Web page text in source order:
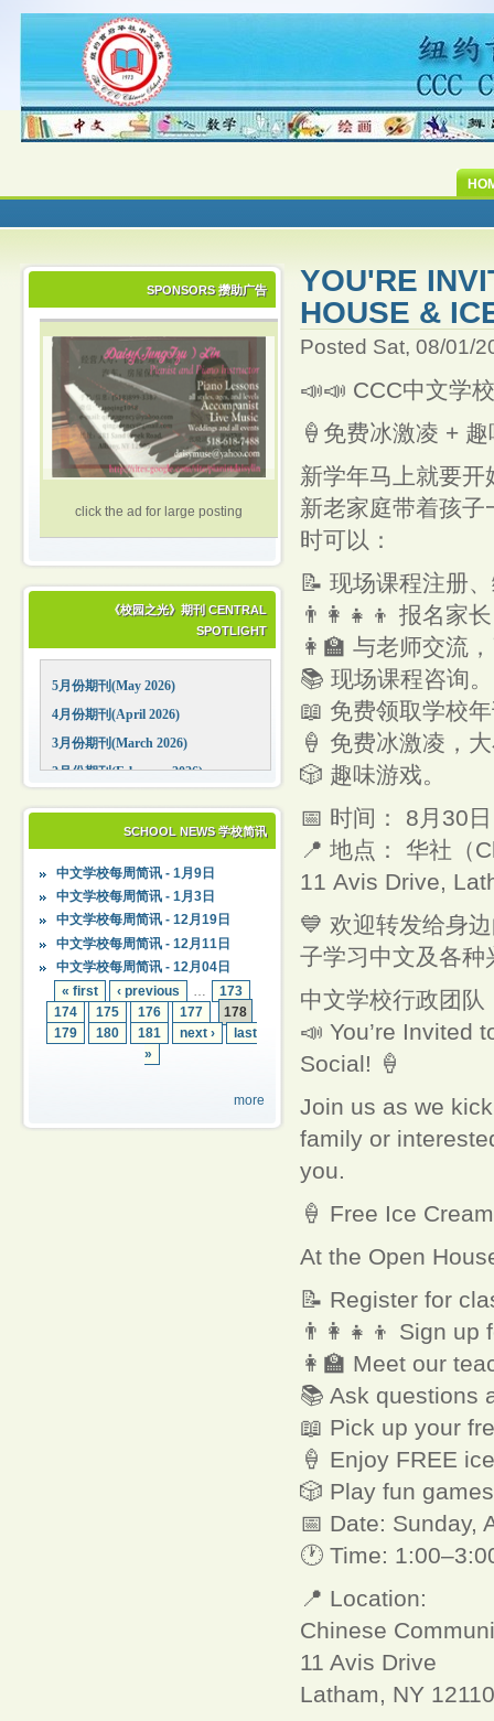
SPONSORS 攒助广告
click the ad for large posting
《校园之光》期刊 CENTRAL
SPOTLIGHT
5月份期刊(May 2026)
4月份期刊(April 2026)
3月份期刊(March 2026)
2月份期刊(February 2026)
12月份期刊(December 2025)
10月份期刊(October 2025)
09月份期刊(September 2025)
SCHOOL NEWS 学校简讯
中文学校每周简讯 - 1月9日
中文学校每周简讯 - 1月3日
中文学校每周简讯 - 12月19日
中文学校每周简讯 - 12月11日
中文学校每周简讯 - 12月04日
« first
‹ previous …
173
174
175 176 177
178
179
180 181 next ›
last
»
more
YOU'RE
HOUSE &
Posted Sat, 08/01/
📣📣 CCC中文学
🍦免费冰激凌 +
新学年马上就要
新老家庭带着孩
时可以：
📝 现场课程注册
👨‍👩‍👧‍👦 报名家
👩‍🏫 与老师交流
📚 现场课程咨询。
📖 免费领取学校
🍦 免费冰激凌，
🎲 趣味游戏。
📅 时间： 8月30
📍 地点： 华社（
11 Avis Drive,
💙 欢迎转发给身
子学习中文及各种
中文学校行政团队
📣 You’re Invited
Social! 🍦
Join us as we
family or
you.
🍦 Free Ice
At the Open
📝 Register for
👨‍👩‍👧‍👦 Sign up
👩‍🏫 Meet our
📚 Ask questions
📖 Pick up your
🍦 Enjoy FREE
🎲 Play fun
📅 Date: Sunday,
🕐 Time:
📍 Location:
Chinese
11 Avis Drive
Latham, NY 12110